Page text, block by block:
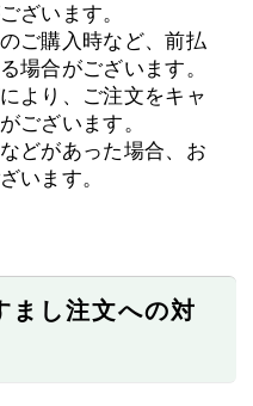
ざいます。
ご購入時など、前払
場合がございます。
より、ご注文をキャ
ございます。
どがあった場合、お
います。
まし注文への対